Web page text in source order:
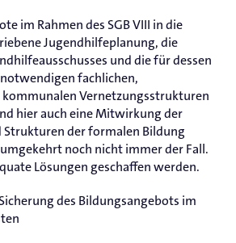
im Rahmen des SGB VIII in die
Jugendhilfeplanung, die
und die für dessen
fachlichen,
Vernetzungsstrukturen
hier auch eine Mitwirkung der
der formalen Bildung
noch nicht immer der Fall.
Lösungen geschaffen werden.
des Bildungsangebots im